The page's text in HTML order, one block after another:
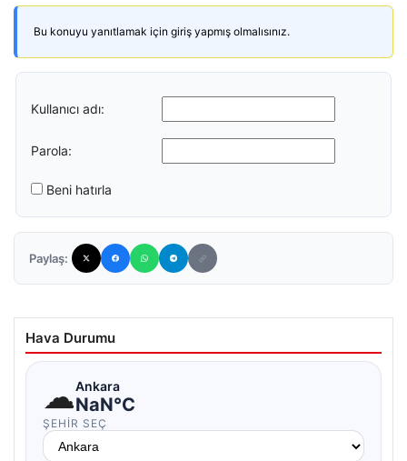
Bu konuyu yanıtlamak için giriş yapmış olmalısınız.
Kullanıcı adı:
Parola:
Beni hatırla
Paylaş:
Hava Durumu
☁Ankara
NaN°C
ŞEHIR SEÇ